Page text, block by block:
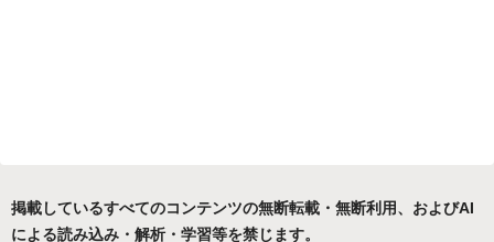
掲載しているすべてのコンテンツの無断転載・無断利用、およびAI
による読み込み・解析・学習等を禁じます。